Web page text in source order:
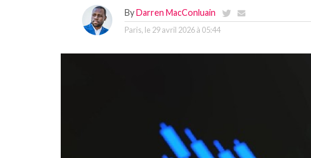
ByDarren MacConluain
Paris, le 29 avril 2026 à 05:44